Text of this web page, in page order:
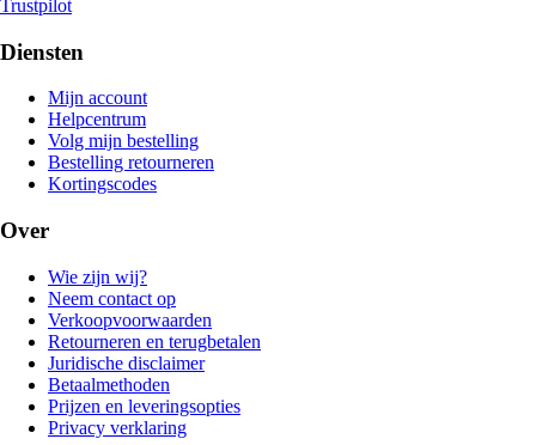
Trustpilot
Diensten
Mijn account
Helpcentrum
Volg mijn bestelling
Bestelling retourneren
Kortingscodes
Over
Wie zijn wij?
Neem contact op
Verkoopvoorwaarden
Retourneren en terugbetalen
Juridische disclaimer
Betaalmethoden
Prijzen en leveringsopties
Privacy verklaring